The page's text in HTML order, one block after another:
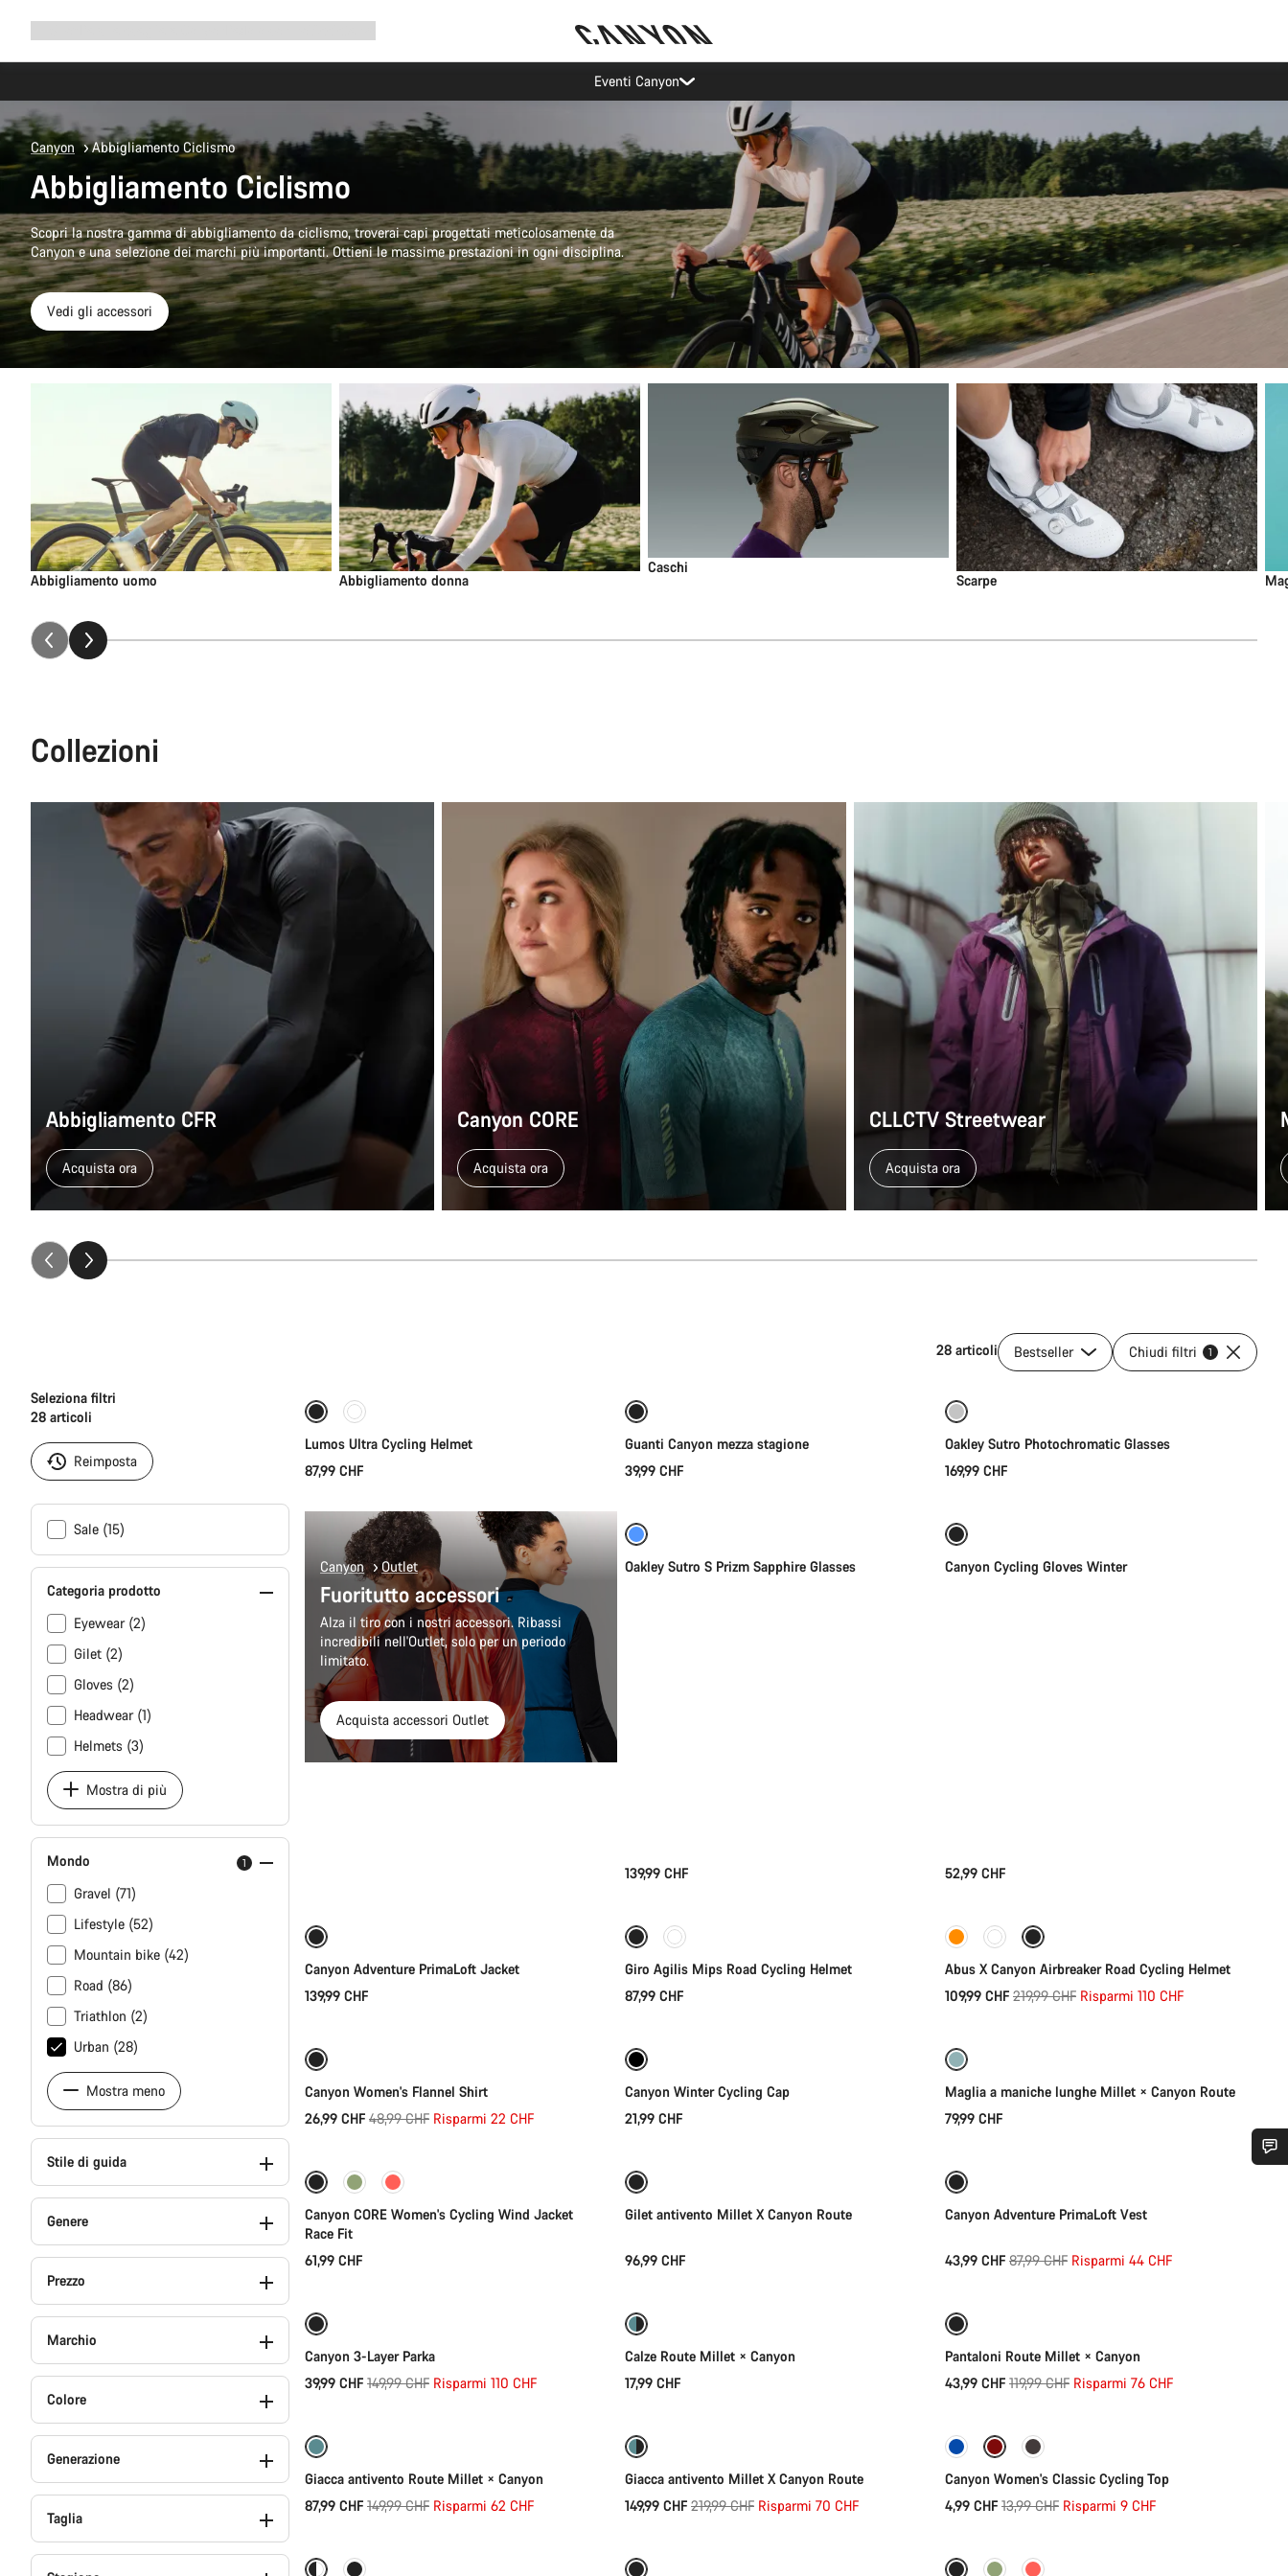
navigazione
Risparmia con la newsletter Canyon
Canyon Abbigliamento Ciclismo
Abbigliamento Ciclismo
Scopri la nostra gamma di abbigliamento da ciclismo, troverai capi progettati meticolosamente da
Canyon e una selezione dei marchi più importanti. Ottieni le massime prestazioni in ogni disciplina.
Vedi gli accessori
Abbigliamento uomo Abbigliamento donna
Caschi
Scarpe
Collezioni
Abbigliamento CFR
Acquista ora
Canyon CORE
Acquista ora
CLLCTV Streetwear
Acquista ora
28 articoli Bestseller Chiudi filtri 1
Reimposta
Seleziona filtri
28 articoli
Sale (15)
Categoria prodotto
Eyewear (2)
Gilet (2)
Gloves (2)
Headwear (1)
Helmets (3)
Mostra di più
Mondo 1
Gravel (71)
Lifestyle (52)
Mountain bike (42)
Road (86)
Triathlon (2)
Urban (28)
Mostra meno
Stile di guida
Genere
Prezzo
Marchio
Colore
Generazione
Taglia
Lumos Ultra Cycling Helmet
87,99 CHF
Guanti Canyon mezza stagione
39,99 CHF
Aggiungi al carrello
Oakley Sutro Photochromatic Glasses
169,99 CHF
Canyon Outlet
Fuoritutto accessori
Alza il tiro con i nostri accessori. Ribassi
incredibili nell'Outlet, solo per un periodo
limitato.
Acquista accessori Outlet
Oakley Sutro S Prizm Sapphire Glasses
139,99 CHF
Canyon Cycling Gloves Winter
52,99 CHF
Canyon Adventure PrimaLoft Jacket
139,99 CHF
Giro Agilis Mips Road Cycling Helmet
87,99 CHF
-50%
Abus X Canyon Airbreaker Road Cycling Helmet
109,99 CHF Prezzo
219,99 CHF Risparmi 110 CHF
Canyon Women's Flannel Shirt
26,99 CHF Prezzo
48,99 CHF Risparmi 22 CHF
Canyon Winter Cycling Cap
21,99 CHF
Selezione rapida
Maglia a maniche lunghe Millet × Canyon Route
79,99 CHF
Selezione rapida
Canyon CORE Women's Cycling Wind Jacket
Race Fit
61,99 CHF
Gilet antivento Millet X Canyon Route
96,99 CHF
Canyon Adventure PrimaLoft Vest
43,99 CHF Prezzo
87,99 CHF Risparmi 44 CHF
Canyon 3-Layer Parka
39,99 CHF Prezzo
149,99 CHF Risparmi 110 CHF
Calze Route Millet × Canyon
17,99 CHF
Selezione rapida
Pantaloni Route Millet × Canyon
43,99 CHF Prezzo
119,99 CHF Risparmi 76 CHF
Selezione rapida
Giacca antivento Route Millet × Canyon
87,99 CHF Prezzo
149,99 CHF Risparmi 62 CHF
Giacca antivento Millet X Canyon Route
149,99 CHF Prezzo
219,99 CHF Risparmi 70 CHF
-64%
Selezione rapida
Canyon Women's Classic Cycling Top
4,99 CHF Prezzo
13,99 CHF Risparmi 9 CHF
Selezione rapida Selezione rapida Selezione rapida
Ti serve aiuto?